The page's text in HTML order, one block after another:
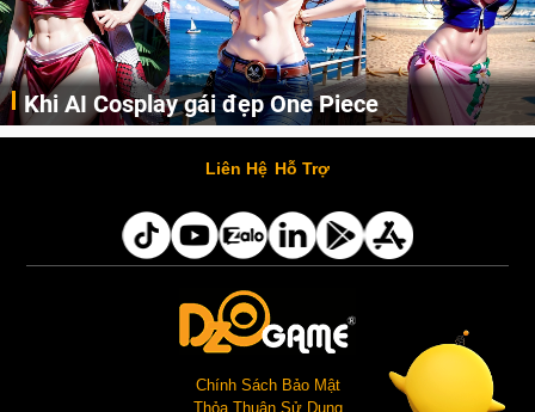
Cosplay Xiangling siêu cute
Cùng thưởng thức những hình ảnh cosplay Xiangling trong Genshin Impact siêu dễ thương của người dùng Weibo "阿包也是兔娘"
Liên Hệ Hỗ Trợ
Chính Sách Bảo Mật
Thỏa Thuận Sử Dụng